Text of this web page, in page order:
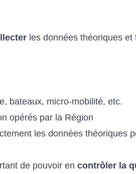
les données théoriques
bateaux, micro-mobilité, etc.
opérés par la Région
les données théoriques
de pouvoir en contrôler la